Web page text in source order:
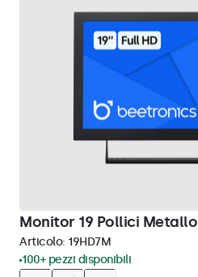
Monitor 19 Pollici Metallo
Articolo: 19HD7M
100+ pezzi disponibili